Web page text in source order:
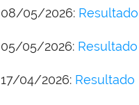
08/05/2026:
05/05/2026:
17/04/2026: Resultado